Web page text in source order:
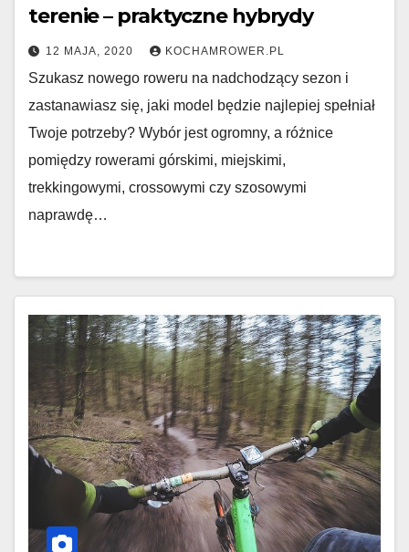
terenie – praktyczne hybrydy
12 MAJA, 2020 KOCHAMROWER.PL
Szukasz nowego roweru na nadchodzący sezon i
zastanawiasz się, jaki model będzie najlepiej spełniał
Twoje potrzeby? Wybór jest ogromny, a różnice
pomiędzy rowerami górskimi, miejskimi,
trekkingowymi, crossowymi czy szosowymi
naprawdę…